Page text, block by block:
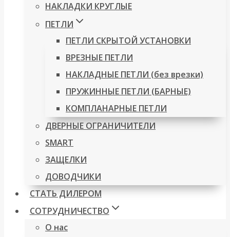
НАКЛАДКИ КРУГЛЫЕ
ПЕТЛИ
ПЕТЛИ СКРЫТОЙ УСТАНОВКИ
ВРЕЗНЫЕ ПЕТЛИ
НАКЛАДНЫЕ ПЕТЛИ (без врезки)
ПРУЖИННЫЕ ПЕТЛИ (БАРНЫЕ)
КОМПЛАНАРНЫЕ ПЕТЛИ
ДВЕРНЫЕ ОГРАНИЧИТЕЛИ
SMART
ЗАЩЕЛКИ
ДОВОДЧИКИ
СТАТЬ ДИЛЕРОМ
СОТРУДНИЧЕСТВО
О нас